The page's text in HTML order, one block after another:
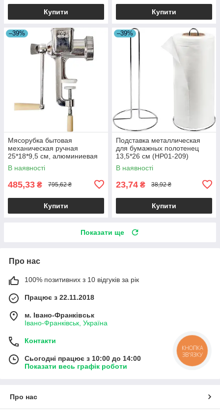
Купити Купити
–39%
Мясорубка бытовая
механическая ручная
25*18*9,5 см, алюминиевая
(X3-112) 165691
В наявності
485,33 ₴ 795,62 ₴
Купити
–39%
Подставка металлическая
для бумажных полотенец
13,5*26 см (HP01-209)
165691
В наявності
23,74 ₴ 38,92 ₴
Купити
Показати ще
Про нас
100% позитивних з 10 відгуків за рік
Працює з 22.11.2018
м. Івано-Франківськ
Івано-Франківськ, Україна
Контакти
Сьогодні працює з 10:00 до 14:00
Показати весь графік роботи
Про нас
КНОПКА
ЗВ'ЯЗКУ